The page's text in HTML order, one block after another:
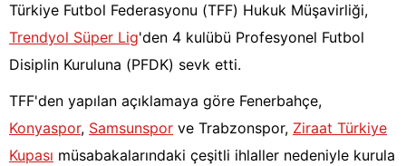
Türkiye Futbol Federasyonu (TFF) Hukuk Müşavirliği,
Trendyol Süper Lig'den 4 kulübü Profesyonel Futbol
Disiplin Kuruluna (PFDK) sevk etti.
TFF'den yapılan açıklamaya göre Fenerbahçe,
Konyaspor, Samsunspor ve Trabzonspor, Ziraat Türkiye
Kupası müsabakalarındaki çeşitli ihlaller nedeniyle kurula